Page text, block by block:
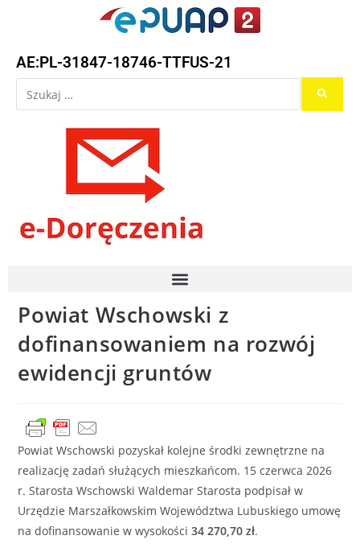
AE:PL-31847-18746-TTFUS-21
Powiat Wschowski z
dofinansowaniem na rozwój
ewidencji gruntów
Powiat Wschowski pozyskał kolejne środki zewnętrzne na
realizację zadań służących mieszkańcom. 15 czerwca 2026
r. Starosta Wschowski Waldemar Starosta podpisał w
Urzędzie Marszałkowskim Województwa Lubuskiego umowę
na dofinansowanie w wysokości34 270,70 zł.